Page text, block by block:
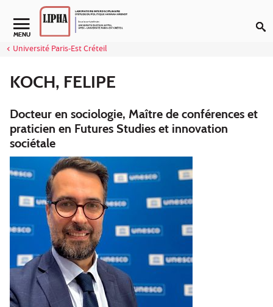
Aller au contenu
Navigation secondaire
MENU
Université Paris-Est Créteil
KOCH, FELIPE
Docteur en sociologie, Maître de conférences et
praticien en Futures Studies et innovation
sociétale